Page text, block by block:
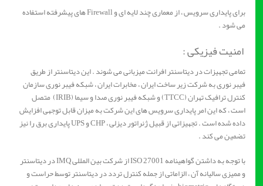
برای پایداری سرویس ، از معماری چند لایه ای و Firewall های پیشرفته استفاده
می شود .
امنیت فیزیکی :
تمامی تجهیزات در دیتاسنتر افرانت میزبانی می شوند . این دیتاسنتر از طریق
فیبر نوری به شرکت زیر ساخت ایران ، مخابرات ایران ، شبکه فیبر نوری سازمان
کنترل ترافیک تهران (TTCC) و شبکه فیبر نوری صدا و سیما (IRIB) متصل
است ، که این امر پایداری سرویس های این شرکت به میزان قابل توجهی افزایش
داده شده است . تجهیزاتی از قبیل ژنراتور دیزلی ، CHP و UPS پایداری برق را نیز
تضمین می کند .
با توجه به داشتن گواهینامه ISO 27001 از شرکت بین المللی IMQ در دیتاسنتر
و ممیزی سالیانه آن ، الزاماتی از جمله کنترل تردد در دیتاسنتر توسط حراست و